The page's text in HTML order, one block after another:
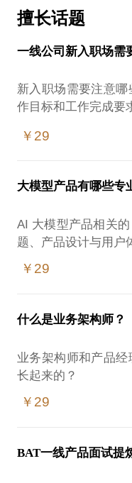
擅长话题
一线公司新入职场需
新入职场需要注意
作目标和工作完成要
1、了解自己的优势
3、长、中短期内职
4、怎么找到自己的
5、怎么在目前的职
评估目前缺少的能力
￥29
大模型产品有哪些专
AI 大模型产品相关
￥29
什么是业务架构师？
业务架构师和产品
￥29
BAT一线产品面试提